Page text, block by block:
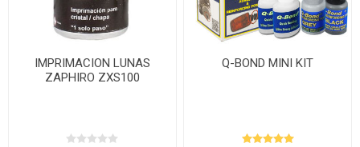
IMPRIMACION LUNAS
ZAPHIRO ZXS100
Q-BOND MINI KIT